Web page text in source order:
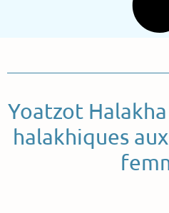
Yoatzot
halakhiques